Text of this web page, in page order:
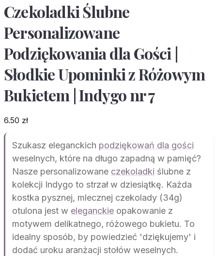
Czekoladki Ślubne
Personalizowane
Podziękowania dla Gości |
Słodkie Upominki z Różowym
Bukietem | Indygo nr 7
6.50 zł
Szukasz eleganckich podziękowań dla gości
weselnych, które na długo zapadną w pamięć?
Nasze personalizowane czekoladki ślubne z
kolekcji Indygo to strzał w dziesiątkę. Każda
kostka pysznej, mlecznej czekolady (34g)
otulona jest w eleganckie opakowanie z
motywem delikatnego, różowego bukietu. To
idealny sposób, by powiedzieć 'dziękujemy' i
dodać uroku aranżacji stołów weselnych.